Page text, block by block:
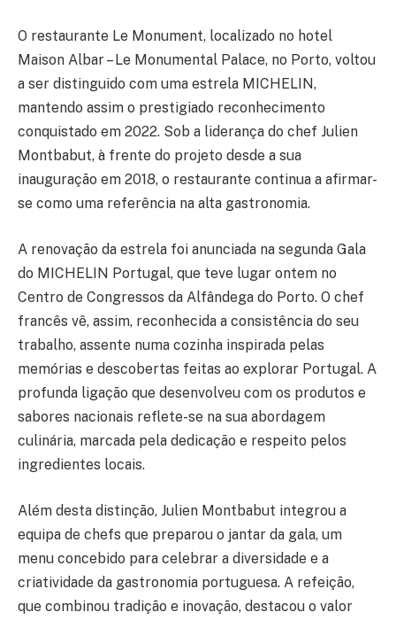
O restaurante Le Monument, localizado no hotel
Maison Albar – Le Monumental Palace, no Porto, voltou
a ser distinguido com uma estrela MICHELIN,
mantendo assim o prestigiado reconhecimento
conquistado em 2022. Sob a liderança do chef Julien
Montbabut, à frente do projeto desde a sua
inauguração em 2018, o restaurante continua a afirmar-
se como uma referência na alta gastronomia.
A renovação da estrela foi anunciada na segunda Gala
do MICHELIN Portugal, que teve lugar ontem no
Centro de Congressos da Alfândega do Porto. O chef
francês vê, assim, reconhecida a consistência do seu
trabalho, assente numa cozinha inspirada pelas
memórias e descobertas feitas ao explorar Portugal. A
profunda ligação que desenvolveu com os produtos e
sabores nacionais reflete-se na sua abordagem
culinária, marcada pela dedicação e respeito pelos
ingredientes locais.
Além desta distinção, Julien Montbabut integrou a
equipa de chefs que preparou o jantar da gala, um
menu concebido para celebrar a diversidade e a
criatividade da gastronomia portuguesa. A refeição,
que combinou tradição e inovação, destacou o valor